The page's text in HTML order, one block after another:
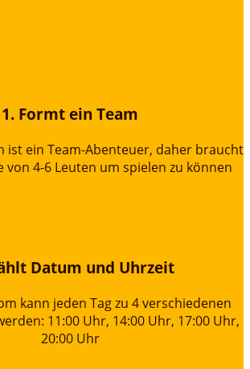
1. Formt ein Team
ist ein Team-Abenteuer, daher braucht
von 4-6 Leuten um spielen zu können
Datum und Uhrzeit
kann jeden Tag zu 4 verschiedenen
11:00 Uhr, 14:00 Uhr, 17:00 Uhr,
20:00 Uhr